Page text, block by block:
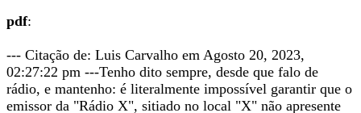
pdf:
--- Citação de: Luis Carvalho em Agosto 20, 2023,
02:27:22 pm ---Tenho dito sempre, desde que falo de
rádio, e mantenho: é literalmente impossível garantir que o
emissor da "Rádio X", sitiado no local "X" não apresente